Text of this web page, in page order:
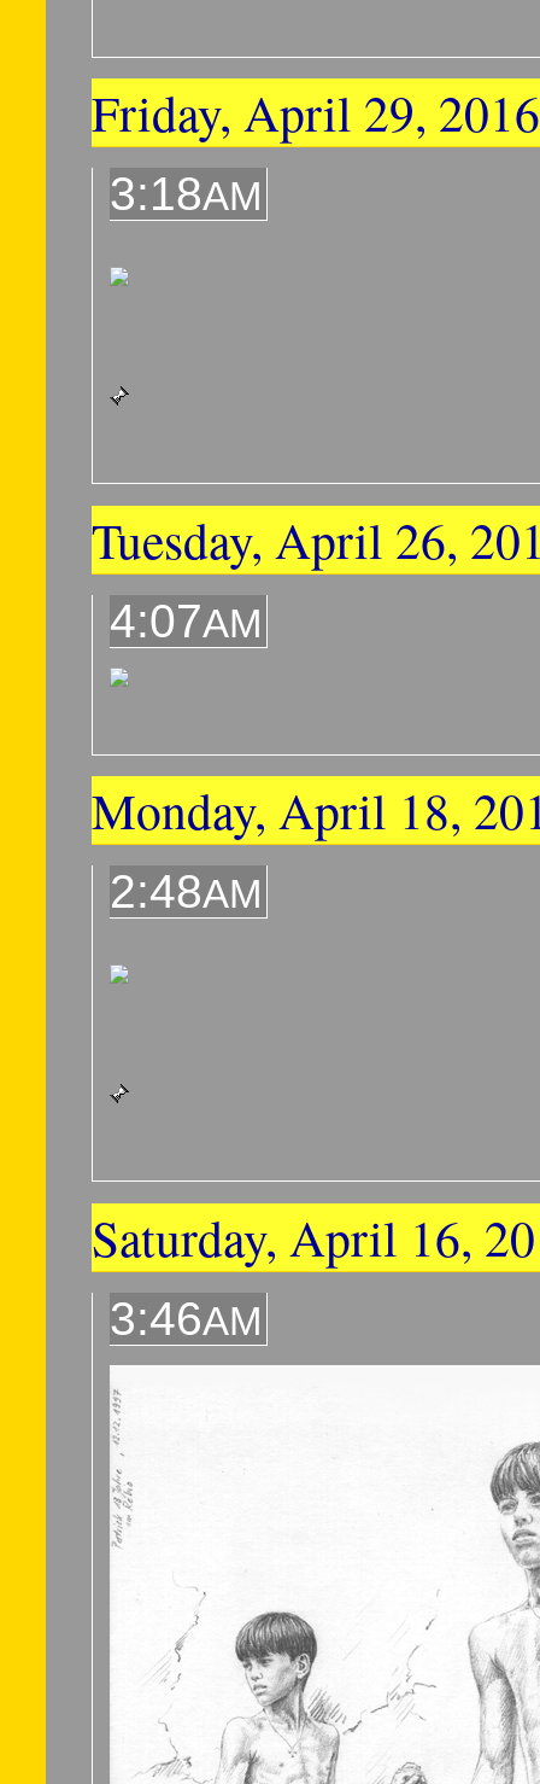
Friday, April 29, 2016
3:18AM
Tuesday, April 26,
4:07AM
Monday, April 18,
2:48AM
Saturday, April 16,
3:46AM